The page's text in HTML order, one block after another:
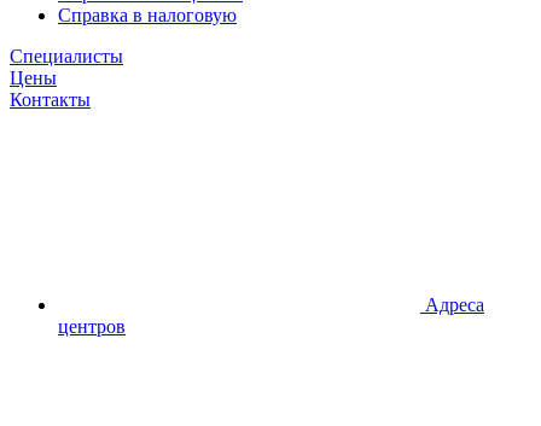
Справка в налоговую
Специалисты
Цены
Контакты
Адреса
центров